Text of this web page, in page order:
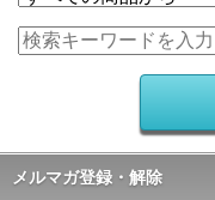
メルマガ登録・解除